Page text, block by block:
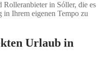
in Sóller, die es
Ihrem eigenen Tempo zu
Urlaub in